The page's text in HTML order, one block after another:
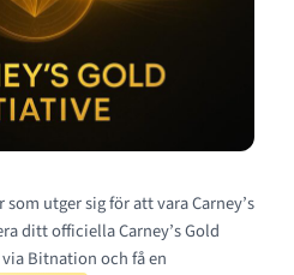
utger sig för att vara Carney’s
ditt officiella Carney’s Gold
Bitnation och få en